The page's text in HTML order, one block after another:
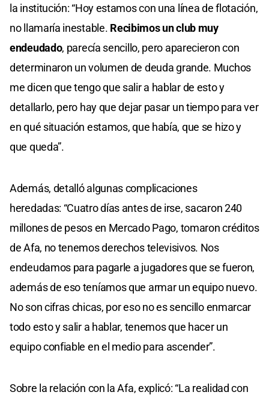
la institución: “Hoy estamos con una línea de flotación,
no llamaría inestable. Recibimos un club muy
endeudado, parecía sencillo, pero aparecieron con
determinaron un volumen de deuda grande. Muchos
me dicen que tengo que salir a hablar de esto y
detallarlo, pero hay que dejar pasar un tiempo para ver
en qué situación estamos, que había, que se hizo y
que queda”.
Además, detalló algunas complicaciones
heredadas: “Cuatro días antes de irse, sacaron 240
millones de pesos en Mercado Pago, tomaron créditos
de Afa, no tenemos derechos televisivos. Nos
endeudamos para pagarle a jugadores que se fueron,
además de eso teníamos que armar un equipo nuevo.
No son cifras chicas, por eso no es sencillo enmarcar
todo esto y salir a hablar, tenemos que hacer un
equipo confiable en el medio para ascender”.
Sobre la relación con la Afa, explicó: “La realidad con